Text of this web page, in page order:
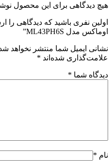
هیچ دیدگاهی برای این محصول
اولین نفری باشید که دیدگاهی را
اوماکس مدل ML43PH6S”
نشانی ایمیل شما منتشر نخواهد
علامت‌گذاری شده‌اند *
دیدگاه شما *
نام *